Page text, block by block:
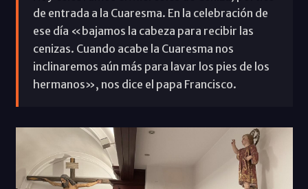
de entrada a la Cuaresma. En la celebración de
ese día «bajamos la cabeza para recibir las
cenizas. Cuando acabe la Cuaresma nos
inclinaremos aún más para lavar los pies de los
hermanos», nos dice el papa Francisco.